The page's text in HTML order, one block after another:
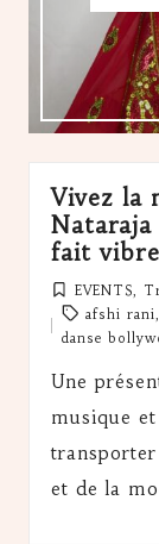
Vivez la
fait
Posted
EVENTS
Tags:afshi rani
danse
Une
musique
et de la